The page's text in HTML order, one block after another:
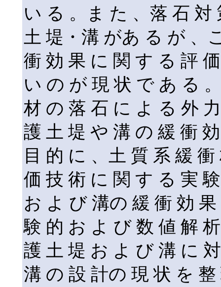
い る 。ま た 、落 石 対
土 堤・溝 があ る が 、
衝 効 果 に 関 す る 評
い の が 現 状 で あ る
材 の 落 石 に よ る 外
護 土 堤 や 溝 の 緩 衝
目 的 に 、土 質 系 緩
価 技 術 に 関 す る 実
お よ び 溝の 緩 衝 効
験 的 お よ び 数 値 解
護 土 堤 お よ び 溝 に
溝 の 設 計の 現 状 を